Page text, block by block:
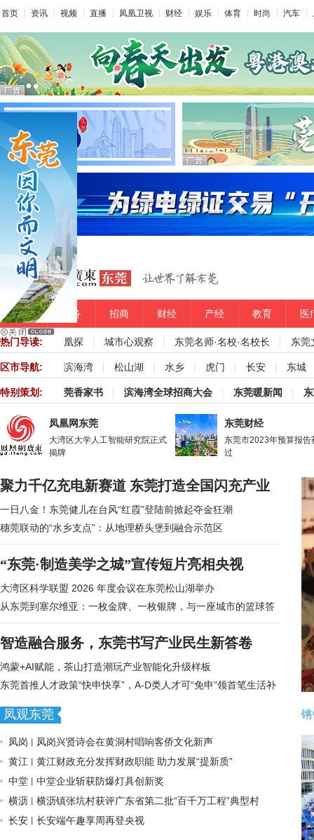
首页 资讯 视频 直播 凤凰卫视 财经 娱乐 体育 时尚 汽车
要闻 政务 招商 财经 产经 教育 医
热门导读: 凰探 城市心观察 东莞名师·名校·名校长 东莞
区市导航: 滨海湾 松山湖 水乡 虎门 长安 东城
特别策划: 莞香家书 滨海湾全球招商大会 东莞暖新闻
凤凰网东莞
大湾区大学人工智能研究院正式
揭牌
东莞财经
东莞市2023年预算报告
过
聚力千亿充电新赛道 东莞打造全国闪充产业
集聚高地
一日八金！东莞健儿在台风“红霞”登陆前掀起夺金狂潮
穗莞联动的“水乡支点”：从地理桥头堡到融合示范区
“东莞·制造美学之城”宣传短片亮相央视
大湾区科学联盟 2026 年度会议在东莞松山湖举办
从东莞到塞尔维亚：一枚金牌、一枚银牌，与一座城市的篮球答
智造融合服务，东莞书写产业民生新答卷
鸿蒙+AI赋能，茶山打造潮玩产业智能化升级样板
东莞首推人才政策“快申快享”，A-D类人才可“免申”领首笔生活补
凤观东莞
凤岗
凤岗兴贤诗会在黄洞村唱响客侨文化新声
黄江
黄江财政充分发挥财政职能 助力发展“提新质”
中堂
中堂企业斩获防爆灯具创新奖
横沥
横沥镇张坑村获评广东省第二批“百千万工程”典型村
长安
长安端午趣享周再登央视